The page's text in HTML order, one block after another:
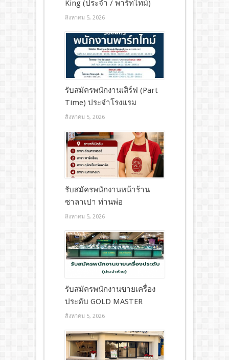
King (ประจำ / พาร์ทไทม์)
สิงหาคม 5, 2026
รับสมัครพนักงานเสิร์ฟ (Part
Time) ประจำโรงแรม
สิงหาคม 5, 2026
รับสมัครพนักงานหน้าร้าน
ซาลาเปา ท่านพ่อ
สิงหาคม 5, 2026
รับสมัครพนักงานขายเครื่อง
ประดับ GOLD MASTER
สิงหาคม 5, 2026